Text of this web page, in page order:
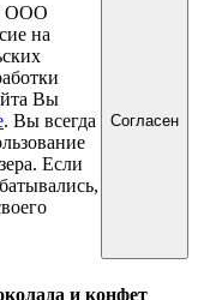
ООО
на
Вы
. Вы всегда
Если
Согласен
и конфет